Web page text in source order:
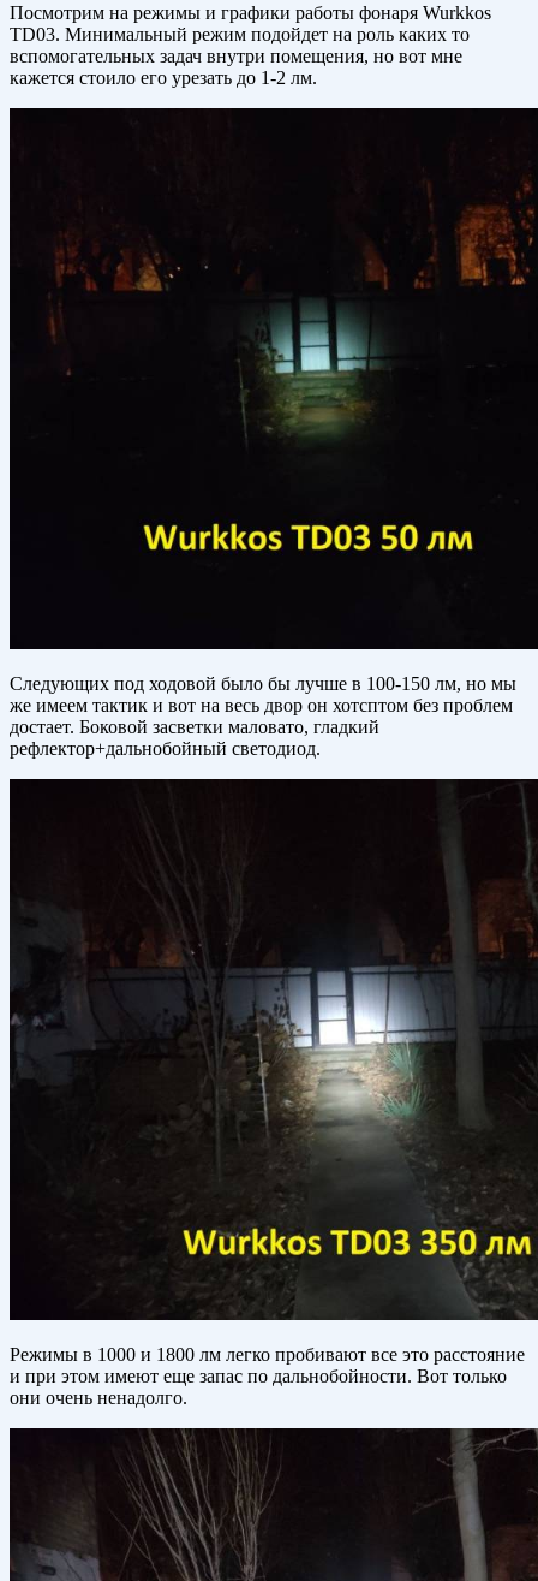
Посмотрим на режимы и графики работы фонаря Wurkkos
TD03. Минимальный режим подойдет на роль каких то
вспомогательных задач внутри помещения, но вот мне
кажется стоило его урезать до 1-2 лм.
Следующих под ходовой было бы лучше в 100-150 лм, но мы
же имеем тактик и вот на весь двор он хотсптом без проблем
достает. Боковой засветки маловато, гладкий
рефлектор+дальнобойный светодиод.
Режимы в 1000 и 1800 лм легко пробивают все это расстояние
и при этом имеют еще запас по дальнобойности. Вот только
они очень ненадолго.